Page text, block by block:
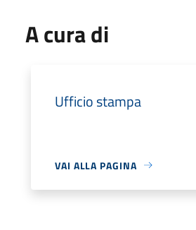
A cura di
Ufficio stampa
VAI ALLA PAGINA